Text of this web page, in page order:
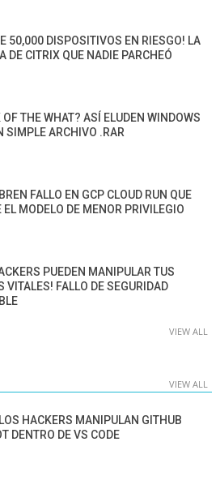
50,000 DISPOSITIVOS EN RIESGO! LA
DE CITRIX QUE NADIE PARCHEÓ
THE WHAT? ASÍ ELUDEN WINDOWS
SIMPLE ARCHIVO .RAR
FALLO EN GCP CLOUD RUN QUE
EL MODELO DE MENOR PRIVILEGIO
PUEDEN MANIPULAR TUS
VITALES! FALLO DE SEGURIDAD
VIEW ALL
VIEW ALL
HACKERS MANIPULAN GITHUB
DENTRO DE VS CODE